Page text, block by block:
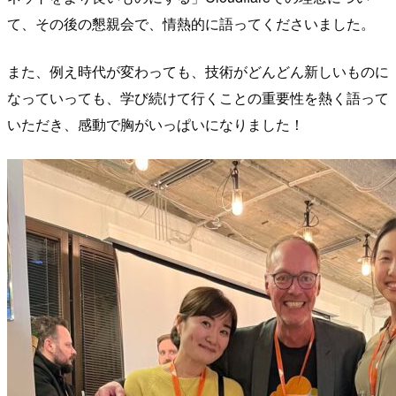
て、その後の懇親会で、情熱的に語ってくださいました。
また、例え時代が変わっても、技術がどんどん新しいものに
なっていっても、学び続けて行くことの重要性を熱く語って
いただき、感動で胸がいっぱいになりました！